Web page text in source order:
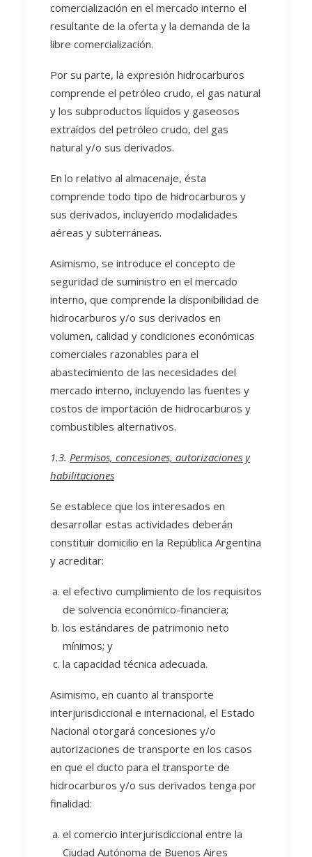
comercialización en el mercado interno el
resultante de la oferta y la demanda de la
libre comercialización.
Por su parte, la expresión hidrocarburos
comprende el petróleo crudo, el gas natural
y los subproductos líquidos y gaseosos
extraídos del petróleo crudo, del gas
natural y/o sus derivados.
En lo relativo al almacenaje, ésta
comprende todo tipo de hidrocarburos y
sus derivados, incluyendo modalidades
aéreas y subterráneas.
Asimismo, se introduce el concepto de
seguridad de suministro en el mercado
interno, que comprende la disponibilidad de
hidrocarburos y/o sus derivados en
volumen, calidad y condiciones económicas
comerciales razonables para el
abastecimiento de las necesidades del
mercado interno, incluyendo las fuentes y
costos de importación de hidrocarburos y
combustibles alternativos.
1.3. Permisos, concesiones, autorizaciones y
habilitaciones
Se establece que los interesados en
desarrollar estas actividades deberán
constituir domicilio en la República Argentina
y acreditar:
el efectivo cumplimiento de los requisitos
de solvencia económico-financiera;
los estándares de patrimonio neto
mínimos; y
la capacidad técnica adecuada.
Asimismo, en cuanto al transporte
interjurisdiccional e internacional, el Estado
Nacional otorgará concesiones y/o
autorizaciones de transporte en los casos
en que el ducto para el transporte de
hidrocarburos y/o sus derivados tenga por
finalidad:
el comercio interjurisdiccional entre la
Ciudad Autónoma de Buenos Aires